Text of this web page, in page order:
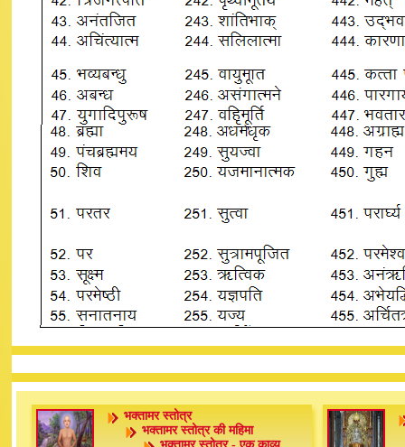
भक्तामर स्तोत्र
भक्तामर स्तोत्र की महिमा